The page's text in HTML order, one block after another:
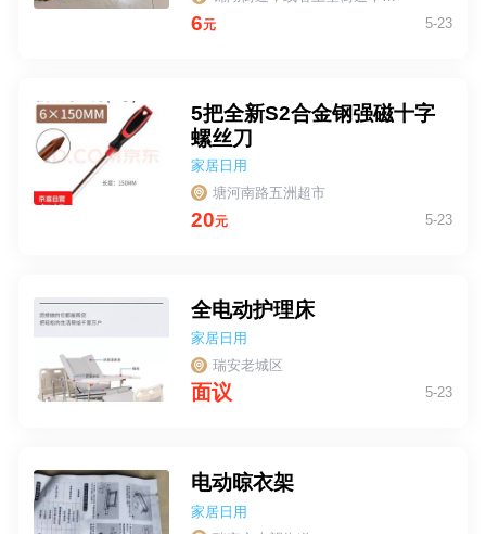
6元 5-23
5把全新S2合金钢强磁十字
螺丝刀
家居日用
塘河南路五洲超市
20元 5-23
全电动护理床
家居日用
瑞安老城区
面议 5-23
电动晾衣架
家居日用